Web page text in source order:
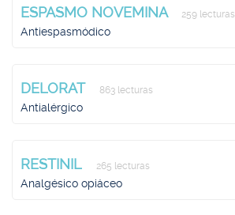
ESPASMO NOVEMINA 259 lecturas
Antiespasmódico
DELORAT 863 lecturas
Antialérgico
RESTINIL 265 lecturas
Analgésico opiáceo